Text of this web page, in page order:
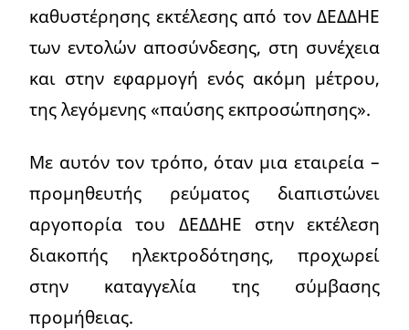
καθυστέρησης εκτέλεσης από τον ΔΕΔΔΗΕ
των εντολών αποσύνδεσης, στη συνέχεια
και στην εφαρμογή ενός ακόμη μέτρου,
της λεγόμενης «παύσης εκπροσώπησης».
Με αυτόν τον τρόπο, όταν μια εταιρεία –
προμηθευτής ρεύματος διαπιστώνει
αργοπορία του ΔΕΔΔΗΕ στην εκτέλεση
διακοπής ηλεκτροδότησης, προχωρεί
στην καταγγελία της σύμβασης
προμήθειας.